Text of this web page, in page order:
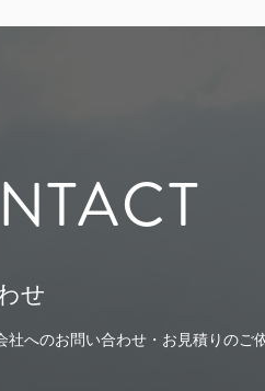
せ
社へのお問い合わせ・お見積りのご